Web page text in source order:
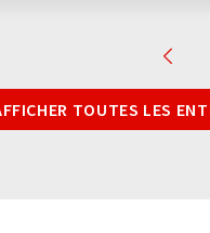
TOUTES LES